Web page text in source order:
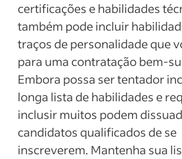
certificações e habilidades
também pode incluir
traços de personalidade que
para uma contratação bem-
Embora possa ser tentador
longa lista de habilidades e
inclusir muitos podem
candidatos qualificados de se
inscreverem. Mantenha sua